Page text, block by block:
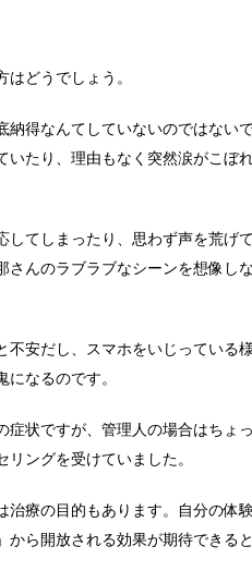
どうでしょう。
納得なんてしていないのではない
たり、理由もなく突然涙がこぼ
してしまったり、思わず声を荒げ
んのラブラブなシーンを想像し
安だし、スマホをいじっている様
なるのです。
症状ですが、管理人の場合はちょ
ングを受けていました。
療の目的もあります。自分の体
ら開放される効果が期待できる